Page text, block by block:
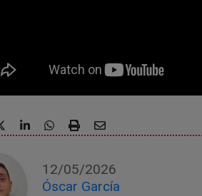
12/05/2026
Óscar García